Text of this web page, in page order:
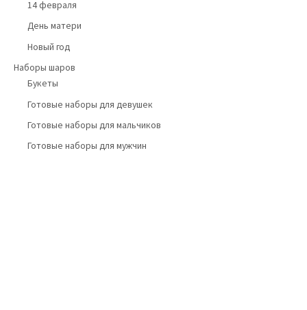
14 февраля
День матери
Новый год
Наборы шаров
Букеты
Готовые наборы для девушек
Готовые наборы для мальчиков
Готовые наборы для мужчин